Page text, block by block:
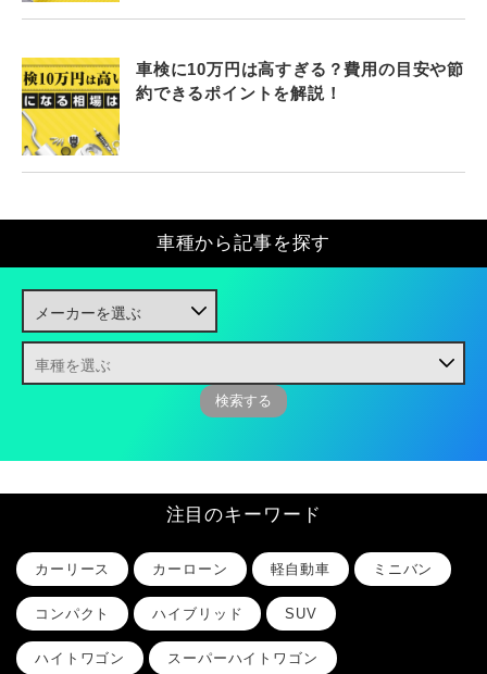
車検に10万円は高すぎる？費用の目安や節
約できるポイントを解説！
車種から記事を探す
注目のキーワード
カーリース カーローン 軽自動車 ミニバン
コンパクト ハイブリッド SUV
ハイトワゴン スーパーハイトワゴン